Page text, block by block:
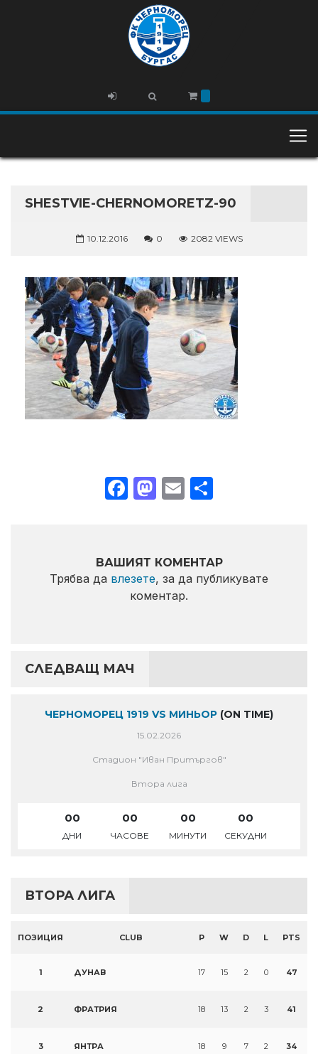
SHESTVIE-CHERNOMORETZ-90
10.12.2016 0 2082 VIEWS
Facebook
Mastodon
Email
ВАШИЯТ КОМЕНТАР
Трябва да влезете, за да публикувате
коментар.
СЛЕДВАЩ МАЧ
ЧЕРНОМОРЕЦ 1919 VS МИНЬОР (ON TIME)
15.02.2026
Стадион "Иван Притъргов"
Втора лига
00
ДНИ
00
ЧАСОВЕ
00
МИНУТИ
00
СЕКУДНИ
ВТОРА ЛИГА
ПОЗИЦИЯ CLUB P W D L PTS
1 ДУНАВ 17 15 2 0 47
2 ФРАТРИЯ 18 13 2 3 41
3 ЯНТРА 18 9 7 2 34